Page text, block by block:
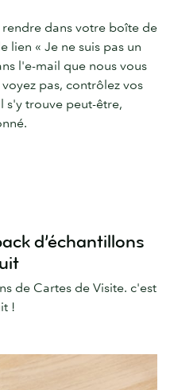
dans votre boîte de
lien « Je ne suis pas un
l'e-mail que nous vous
pas, contrôlez vos
s'y trouve peut-être,
d’échantillons
de Cartes de Visite. c'est
!